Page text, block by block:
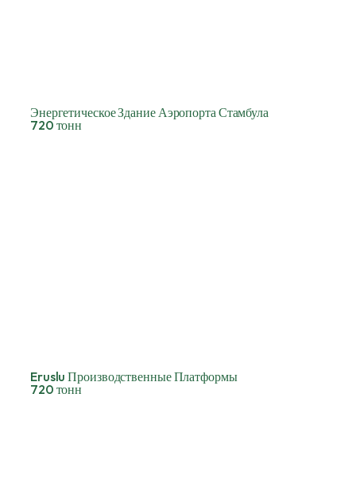
Энергетическое Здание Аэропорта Стамбула
720 тонн
Eruslu Производственные Платформы
720 тонн